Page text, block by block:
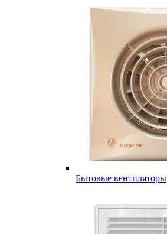
Бытовые вентиляторы